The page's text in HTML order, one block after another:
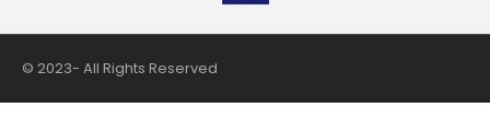
© 2023- All Rights Reserved